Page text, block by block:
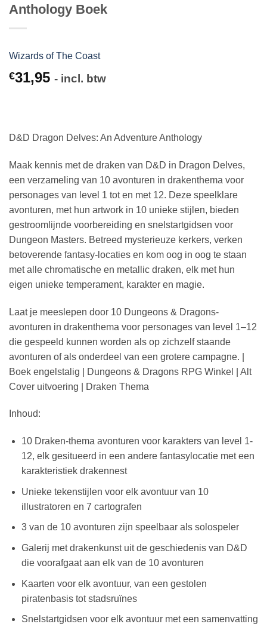
Anthology Boek
Wizards of The Coast
€31,95 - incl. btw
D&D Dragon Delves: An Adventure Anthology
Maak kennis met de draken van D&D in Dragon Delves,
een verzameling van 10 avonturen in drakenthema voor
personages van level 1 tot en met 12. Deze speelklare
avonturen, met hun artwork in 10 unieke stijlen, bieden
gestroomlijnde voorbereiding en snelstartgidsen voor
Dungeon Masters. Betreed mysterieuze kerkers, verken
betoverende fantasy-locaties en kom oog in oog te staan
met alle chromatische en metallic draken, elk met hun
eigen unieke temperament, karakter en magie.
Laat je meeslepen door 10 Dungeons & Dragons-
avonturen in drakenthema voor personages van level 1–12
die gespeeld kunnen worden als op zichzelf staande
avonturen of als onderdeel van een grotere campagne. |
Boek engelstalig | Dungeons & Dragons RPG Winkel | Alt
Cover uitvoering | Draken Thema
Inhoud:
10 Draken-thema avonturen voor karakters van level 1-
12, elk gesitueerd in een andere fantasylocatie met een
karakteristiek drakennest
Unieke tekenstijlen voor elk avontuur van 10
illustratoren en 7 cartografen
3 van de 10 avonturen zijn speelbaar als solospeler
Galerij met drakenkunst uit de geschiedenis van D&D
die voorafgaat aan elk van de 10 avonturen
Kaarten voor elk avontuur, van een gestolen
piratenbasis tot stadsruïnes
Snelstartgidsen voor elk avontuur met een samenvatting